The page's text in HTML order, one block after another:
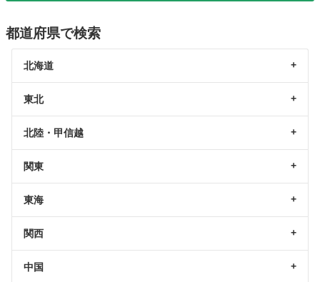
都道府県で検索
北海道
東北
北陸・甲信越
関東
東海
関西
中国